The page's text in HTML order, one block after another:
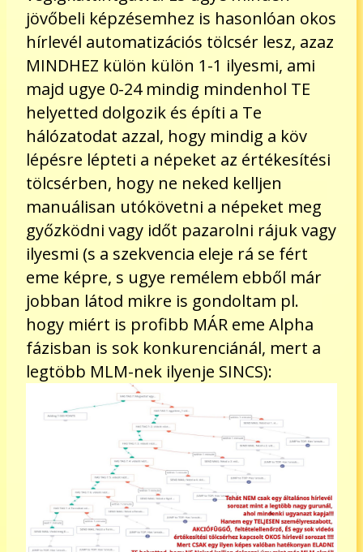
jövőbeli képzésemhez is hasonlóan okos
hírlevél automatizációs tölcsér lesz, azaz
MINDHEZ külön külön 1-1 ilyesmi, ami
majd ugye 0-24 mindig mindenhol TE
helyetted dolgozik és építi a Te
hálózatodat azzal, hogy mindig a köv
lépésre lépteti a népeket az értékesítési
tölcsérben, hogy ne neked kelljen
manuálisan utókövetni a népeket meg
győzködni vagy időt pazarolni rájuk vagy
ilyesmi (s a szekvencia eleje rá se fért
eme képre, s ugye remélem ebből már
jobban látod mikre is gondoltam pl.
hogy miért is profibb MÁR eme Alpha
fázisban is sok konkurenciánál, mert a
legtöbb MLM-nek ilyenje SINCS):